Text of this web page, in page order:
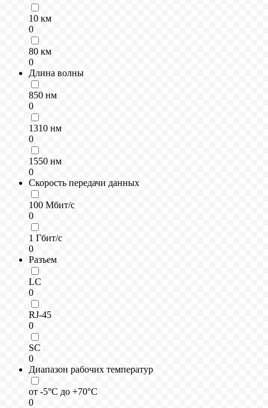
10 км
0
80 км
0
Длина волны
850 нм
0
1310 нм
0
1550 нм
0
Скорость передачи данных
100 Мбит/с
0
1 Гбит/с
0
Разъем
LC
0
RJ-45
0
SC
0
Диапазон рабочих температур
от -5°C до +70°C
0